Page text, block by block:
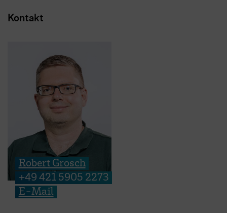
Kontakt
Robert Grosch
+49 421 5905 2273
E-Mail